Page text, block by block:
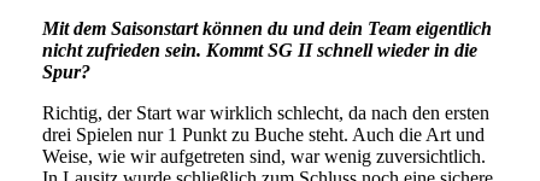
Mit dem Saisonstart können du und dein Team eigentlich
nicht zufrieden sein. Kommt SG II schnell wieder in die
Spur?
Richtig, der Start war wirklich schlecht, da nach den ersten
drei Spielen nur 1 Punkt zu Buche steht. Auch die Art und
Weise, wie wir aufgetreten sind, war wenig zuversichtlich.